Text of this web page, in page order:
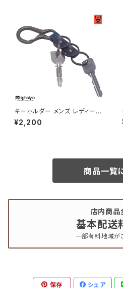
キーホルダー メンズ レディース
栃木レザー カラビナ 二重リング
×3 キーホルダー アクセサリー
¥2,200
商品一覧
店内商品
基本配送
一部有料地域が
保存 シェア